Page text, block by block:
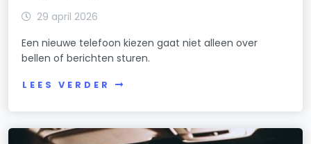
29 april 2026
Een nieuwe telefoon kiezen gaat niet alleen over
bellen of berichten sturen.
LEES VERDER